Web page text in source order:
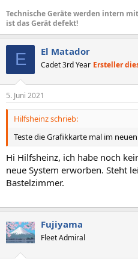
Technische Geräte werden intern
ist das Gerät defekt!
E El Matador
Cadet 3rd Year Ersteller
5. Juni 2021
Hilfsheinz schrieb:
Teste die Grafikkarte mal im neuen
Hi Hilfsheinz, ich habe noch
neue System erworben. Steht
Bastelzimmer.
Fujiyama
Fleet Admiral